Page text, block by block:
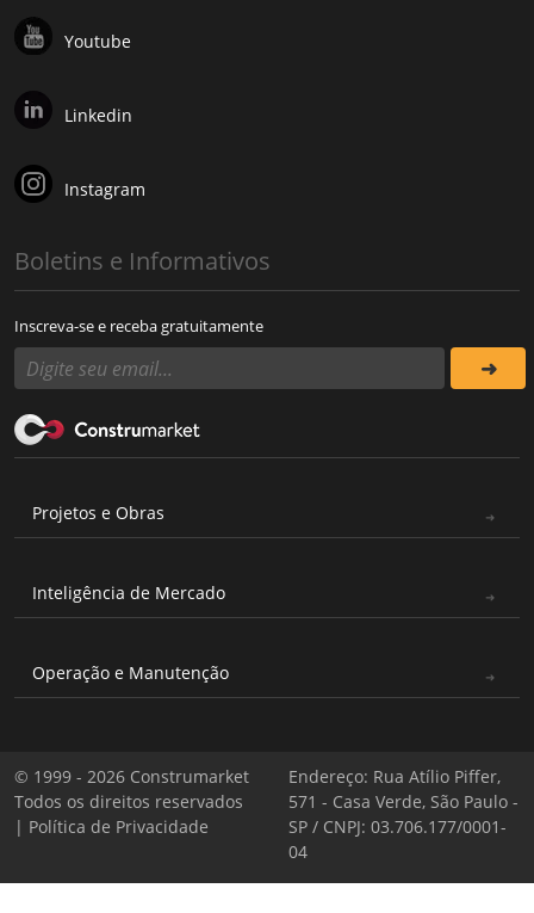
Youtube
Linkedin
Instagram
Boletins e Informativos
Inscreva-se e receba gratuitamente
Projetos e Obras
Inteligência de Mercado
Operação e Manutenção
© 1999 - 2026 Construmarket
Todos os direitos reservados
| Política de Privacidade
Endereço: Rua Atílio Piffer,
571 - Casa Verde, São Paulo -
SP / CNPJ: 03.706.177/0001-
04